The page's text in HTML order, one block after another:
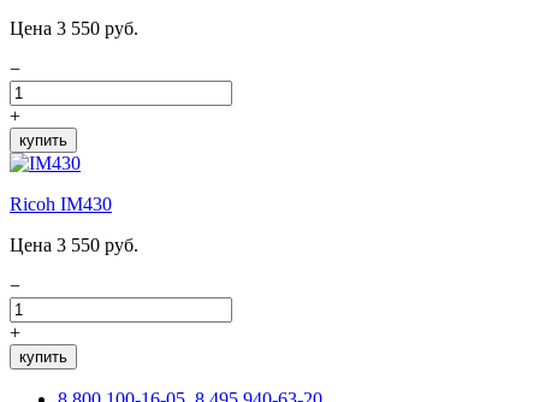
Цена 3 550 руб.
−
+
купить
Ricoh IM430
Цена 3 550 руб.
−
+
купить